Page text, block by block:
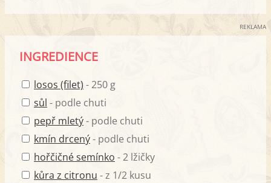
REKLAMA
INGREDIENCE
losos (filet) - 250 g
sůl - podle chuti
pepř mletý- podle chuti
kmín drcený- podle chuti
hořčičné semínko - 2 lžičky
kůra z citronu - z 1/2 kusu